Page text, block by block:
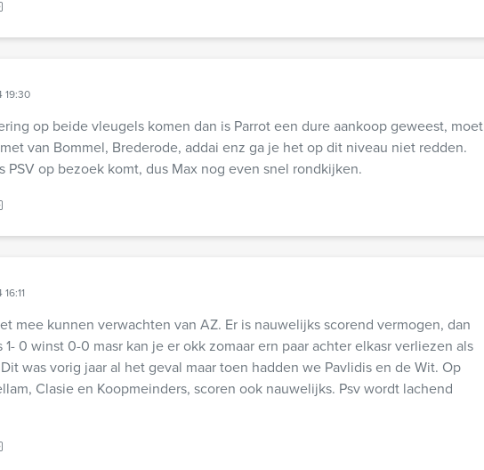
19:30
op beide vleugels komen dan is Parrot een dure aankoop geweest, moet
van Bommel, Brederode, addai enz ga je het op dit niveau niet redden.
PSV op bezoek komt, dus Max nog even snel rondkijken.
mee kunnen verwachten van AZ. Er is nauwelijks scorend vermogen, dan
0 winst 0-0 masr kan je er okk zomaar ern paar achter elkasr verliezen als
was vorig jaar al het geval maar toen hadden we Pavlidis en de Wit. Op
Clasie en Koopmeinders, scoren ook nauwelijks. Psv wordt lachend